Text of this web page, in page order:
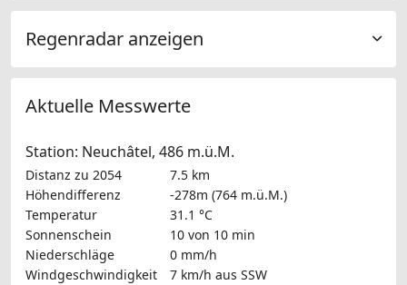
Regenradar anzeigen
Aktuelle Messwerte
Station: Neuchâtel, 486 m.ü.M.
Distanz zu 2054
7.5 km
Höhendifferenz
-278m (764 m.ü.M.)
Temperatur
31.1 °C
Sonnenschein
10 von 10 min
Niederschläge
0 mm/h
Windgeschwindigkeit
7 km/h aus SSW